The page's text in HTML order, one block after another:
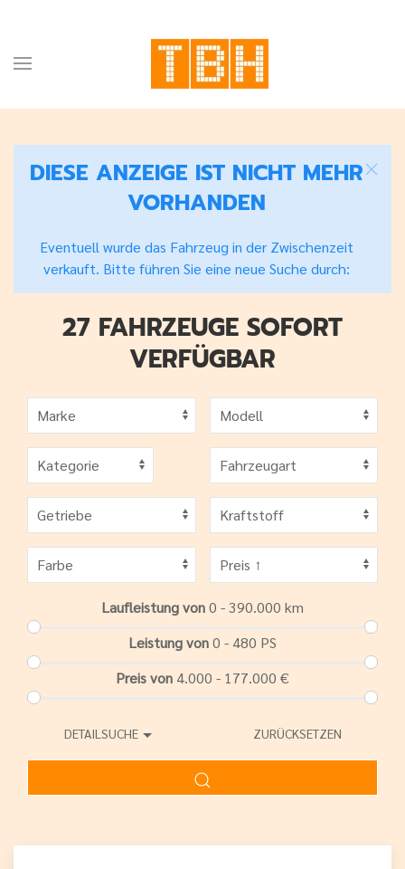
DIESE ANZEIGE IST NICHT MEHR
VORHANDEN
Eventuell wurde das Fahrzeug in der Zwischenzeit
verkauft. Bitte führen Sie eine neue Suche durch:
27 FAHRZEUGE SOFORT
VERFÜGBAR
Laufleistung von0 - 390.000 km
Leistung von0 - 480 PS
Preis von 4.000 - 177.000 €
DETAILSUCHE ZURÜCKSETZEN